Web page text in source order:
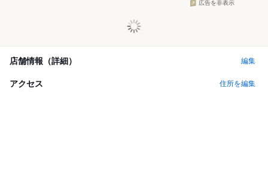
広告を非表示
店舗情報（詳細） 編集
アクセス 住所を編集